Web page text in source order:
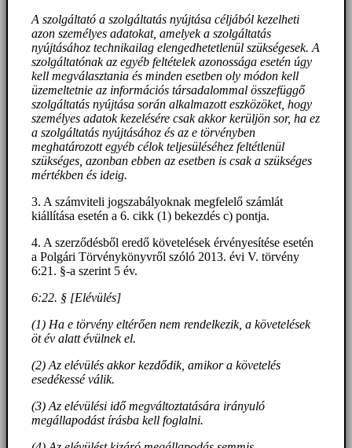
A szolgáltató a szolgáltatás nyújtása céljából kezelheti
azon személyes adatokat, amelyek a szolgáltatás
nyújtásához technikailag elengedhetetlenül szükségesek. A
szolgáltatónak az egyéb feltételek azonossága esetén úgy
kell megválasztania és minden esetben oly módon kell
üzemeltetnie az információs társadalommal összefüggő
szolgáltatás nyújtása során alkalmazott eszközöket, hogy
személyes adatok kezelésére csak akkor kerüljön sor, ha ez
a szolgáltatás nyújtásához és az e törvényben
meghatározott egyéb célok teljesüléséhez feltétlenül
szükséges, azonban ebben az esetben is csak a szükséges
mértékben és ideig.
3. A számviteli jogszabályoknak megfelelő számlát
kiállítása esetén a 6. cikk (1) bekezdés c) pontja.
4. A szerződésből eredő követelések érvényesítése esetén
a Polgári Törvénykönyvről szóló 2013. évi V. törvény
6:21. §-a szerint 5 év.
6:22. § [Elévülés]
(1) Ha e törvény eltérően nem rendelkezik, a követelések
öt év alatt évülnek el.
(2) Az elévülés akkor kezdődik, amikor a követelés
esedékessé válik.
(3) Az elévülési idő megváltoztatására irányuló
megállapodást írásba kell foglalni.